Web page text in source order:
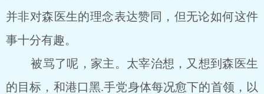
并非对森医生的理念表达赞同，但无论如何这件
事十分有趣。
被骂了呢，家主。太宰治想，又想到森医生
的目标，和港口黑.手党身体每况愈下的首领，以